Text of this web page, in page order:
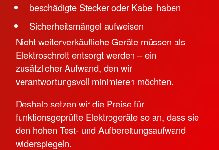
beschädigte Stecker oder Kabel haben
Sicherheitsmängel aufweisen
Nicht weiterverkäufliche Geräte müssen als
Elektroschrott entsorgt werden – ein
zusätzlicher Aufwand, den wir
verantwortungsvoll minimieren möchten.
Deshalb setzen wir die Preise für
funktionsgeprüfte Elektrogeräte so an, dass sie
den hohen Test- und Aufbereitungsaufwand
widerspiegeln.